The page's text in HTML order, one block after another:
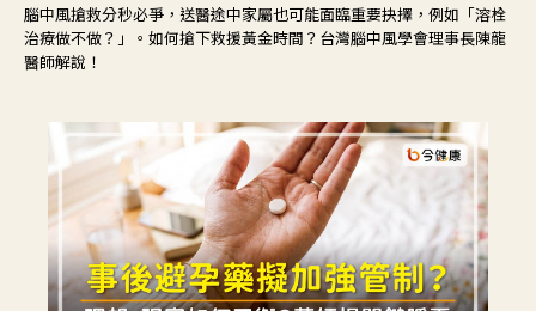
腦中風搶救分秒必爭，送醫途中家屬也可能面臨重要抉擇，例如「溶栓
治療做不做？」。如何搶下救援黃金時間？台灣腦中風學會理事長陳龍
醫師解說！